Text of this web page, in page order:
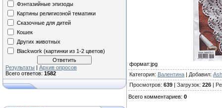
Фэнтазийные эпизоды
Картины религиозной тематики
Сказочные для дитей
Кошек
Других животных
Blackwork (картинки из 1-2 цветов)
Результаты | Архив опросов
Всего ответов: 1582
формат:jpg
Категория: Валентина | Добавил:
Просмотров: 639 | Загрузок: 226 |
Всего комментариев: 0